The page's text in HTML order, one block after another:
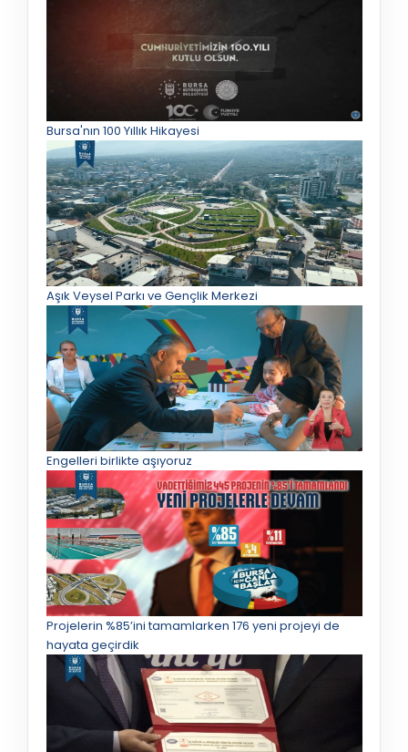
Bursa'nın 100 Yıllık Hikayesi
Aşık Veysel Parkı ve Gençlik Merkezi
Engelleri birlikte aşıyoruz
Projelerin %85’ini tamamlarken 176 yeni projeyi de
hayata geçirdik